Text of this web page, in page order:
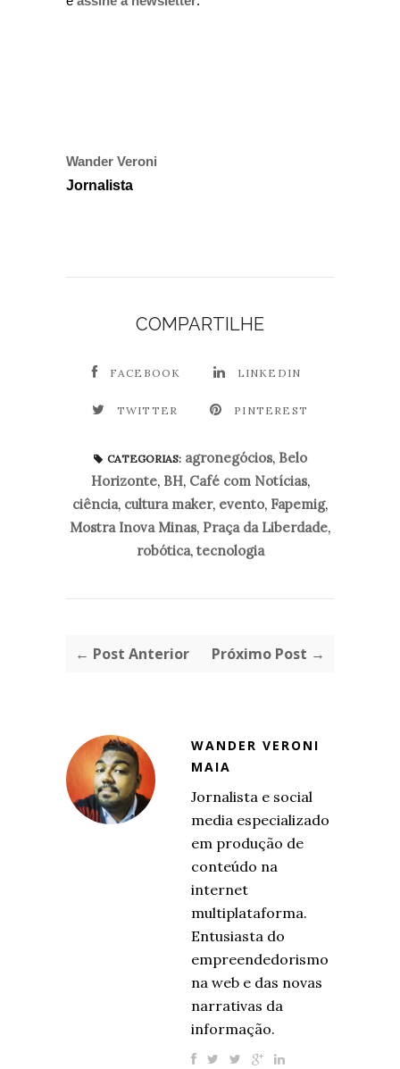
Wander Veroni
Jornalista
COMPARTILHE
FACEBOOK LINKEDIN
TWITTER PINTEREST
CATEGORIAS: agronegócios, Belo
Horizonte, BH, Café com Notícias,
ciência, cultura maker, evento, Fapemig,
Mostra Inova Minas, Praça da Liberdade,
robótica, tecnologia
← Post Anterior Próximo Post →
WANDER VERONI
MAIA
Jornalista e social
media especializado
em produção de
conteúdo na
internet
multiplataforma.
Entusiasta do
empreendedorismo
na web e das novas
narrativas da
informação.